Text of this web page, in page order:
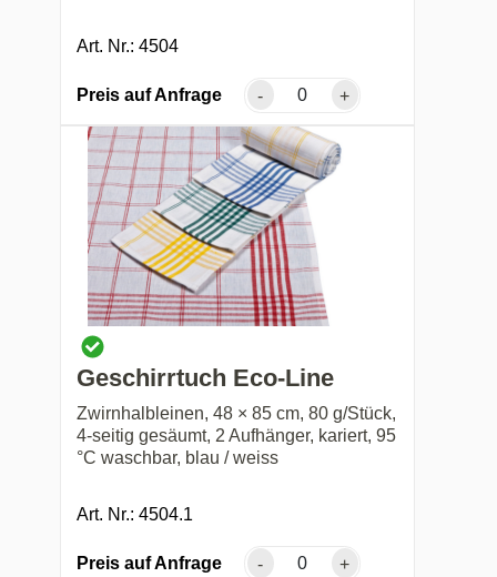
Art. Nr.: 4504
Preis auf Anfrage - +
Geschirrtuch Eco-Line
Zwirnhalbleinen, 48 × 85 cm, 80 g/Stück,
4-seitig gesäumt, 2 Aufhänger, kariert, 95
°C waschbar, blau / weiss
Art. Nr.: 4504.1
Preis auf Anfrage - +